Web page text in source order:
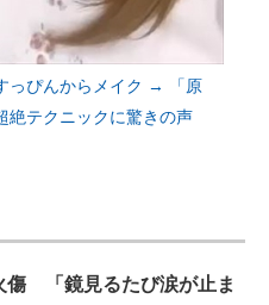
っぴんからメイク → 「原
テクニックに驚きの声
傷 「鏡見るたび涙が止ま